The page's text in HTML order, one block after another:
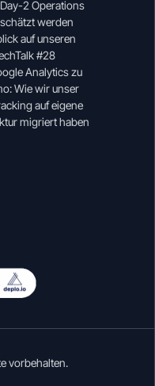
2 Operations
werden
auf unseren
#28
Analytics zu
Wie wir unser
auf eigene
migriert haben
vorbehalten.